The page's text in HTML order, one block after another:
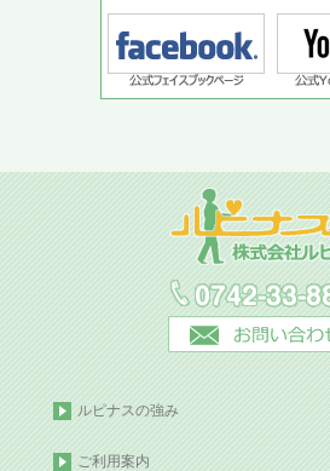
ルピナスの強み
ご利用案内